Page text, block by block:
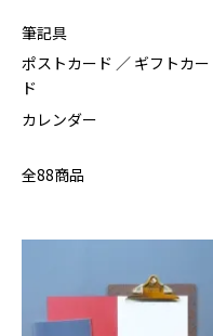
カテゴリー一覧
筆記具
ポストカード ／ ギフトカー
ド
カレンダー
全88商品